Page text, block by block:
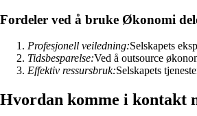
Fordeler ved å bruke Økonomi
Profesjonell veiledning:Selskapets
Tidsbesparelse:Ved å outsource
Effektiv ressursbruk:Selskapets
Hvordan komme i kontakt